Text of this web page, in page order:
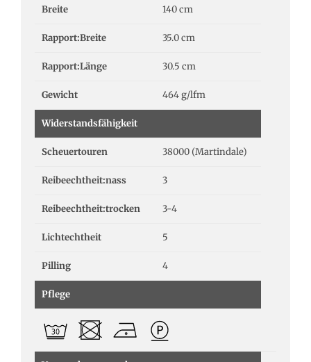
Breite 140 cm
Rapport:Breite 35.0 cm
Rapport:Länge 30.5 cm
Gewicht 464 g/lfm
Widerstandsfähigkeit
Scheuertouren 38000 (Martindale)
Reibeechtheit:nass 3
Reibeechtheit:trocken 3-4
Lichtechtheit 5
Pilling 4
Pflege